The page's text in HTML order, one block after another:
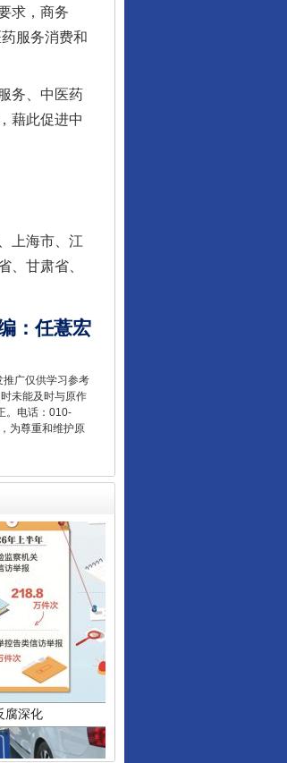
求，商务
服务消费和
务、中医药
藉此促进中
上海市、江
、甘肃省、
：任薏宏
推广仅供学习参考
未能及时与原作
。电话：010-
为尊重和维护原
百业
腐深化